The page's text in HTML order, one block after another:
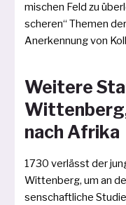
mi­schen Feld zu
sche­ren“ Themen
Anerkennung von
Weitere
nach Afrika
1730 ver­lässt der
Wittenberg, um an
sen­schaft­li­che